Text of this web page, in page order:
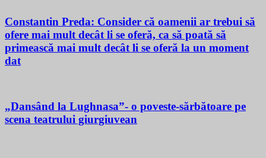
Constantin Preda: Consider că oamenii ar trebui să
ofere mai mult decât li se oferă, ca să poată să
primească mai mult decât li se oferă la un moment
dat
„Dansând la Lughnasa”- o poveste-sărbătoare pe
scena teatrului giurgiuvean